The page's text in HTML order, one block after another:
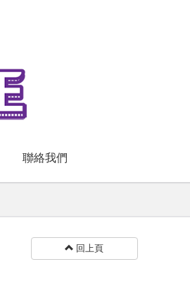
聯絡我們
回上頁